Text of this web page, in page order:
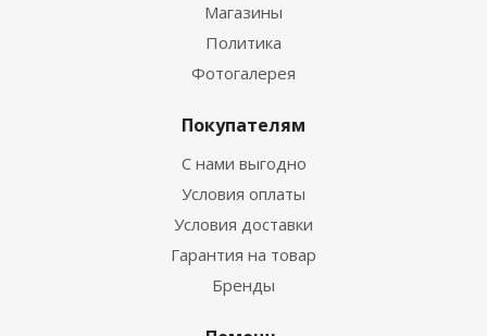
Магазины
Политика
Фотогалерея
Покупателям
С нами выгодно
Условия оплаты
Условия доставки
Гарантия на товар
Бренды